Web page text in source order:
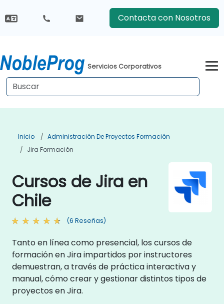
Contacta con Nosotros
Servicios Corporativos
Inicio
Administración De Proyectos Formación
Jira Formación
Cursos de Jira en
Chile
(6 Reseñas)
Tanto en línea como presencial, los cursos de
formación en Jira impartidos por instructores
demuestran, a través de práctica interactiva y
manual, cómo crear y gestionar distintos tipos de
proyectos en Jira.